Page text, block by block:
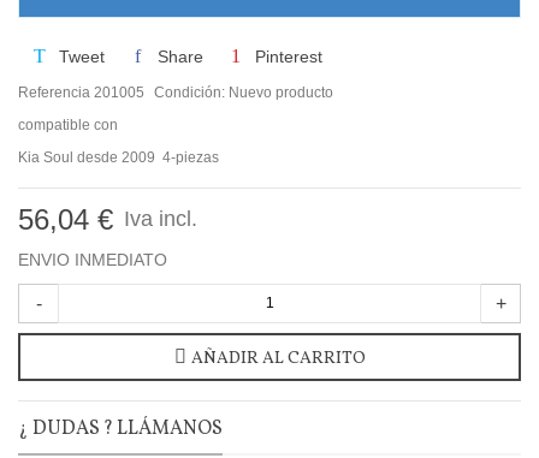
Tweet Share Pinterest
Referencia 201005 Condición: Nuevo producto
compatible con
Kia Soul desde 2009 4-piezas
56,04 € Iva incl.
ENVIO INMEDIATO
- +
AÑADIR AL CARRITO
¿ DUDAS ? LLÁMANOS